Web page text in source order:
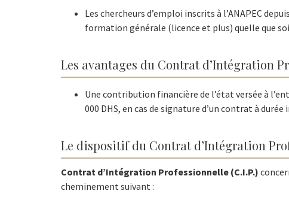
Les chercheurs d’emploi inscrits à l’ANAPEC
formation générale (licence et plus) quelle que
Les avantages du Contrat d’Intégration
Une contribution financière de l’état versée à
000 DHS, en cas de signature d’un contrat à
Le dispositif du Contrat d’Intégration
Contrat d’Intégration Professionnelle (C.I.P.)
cheminement suivant :